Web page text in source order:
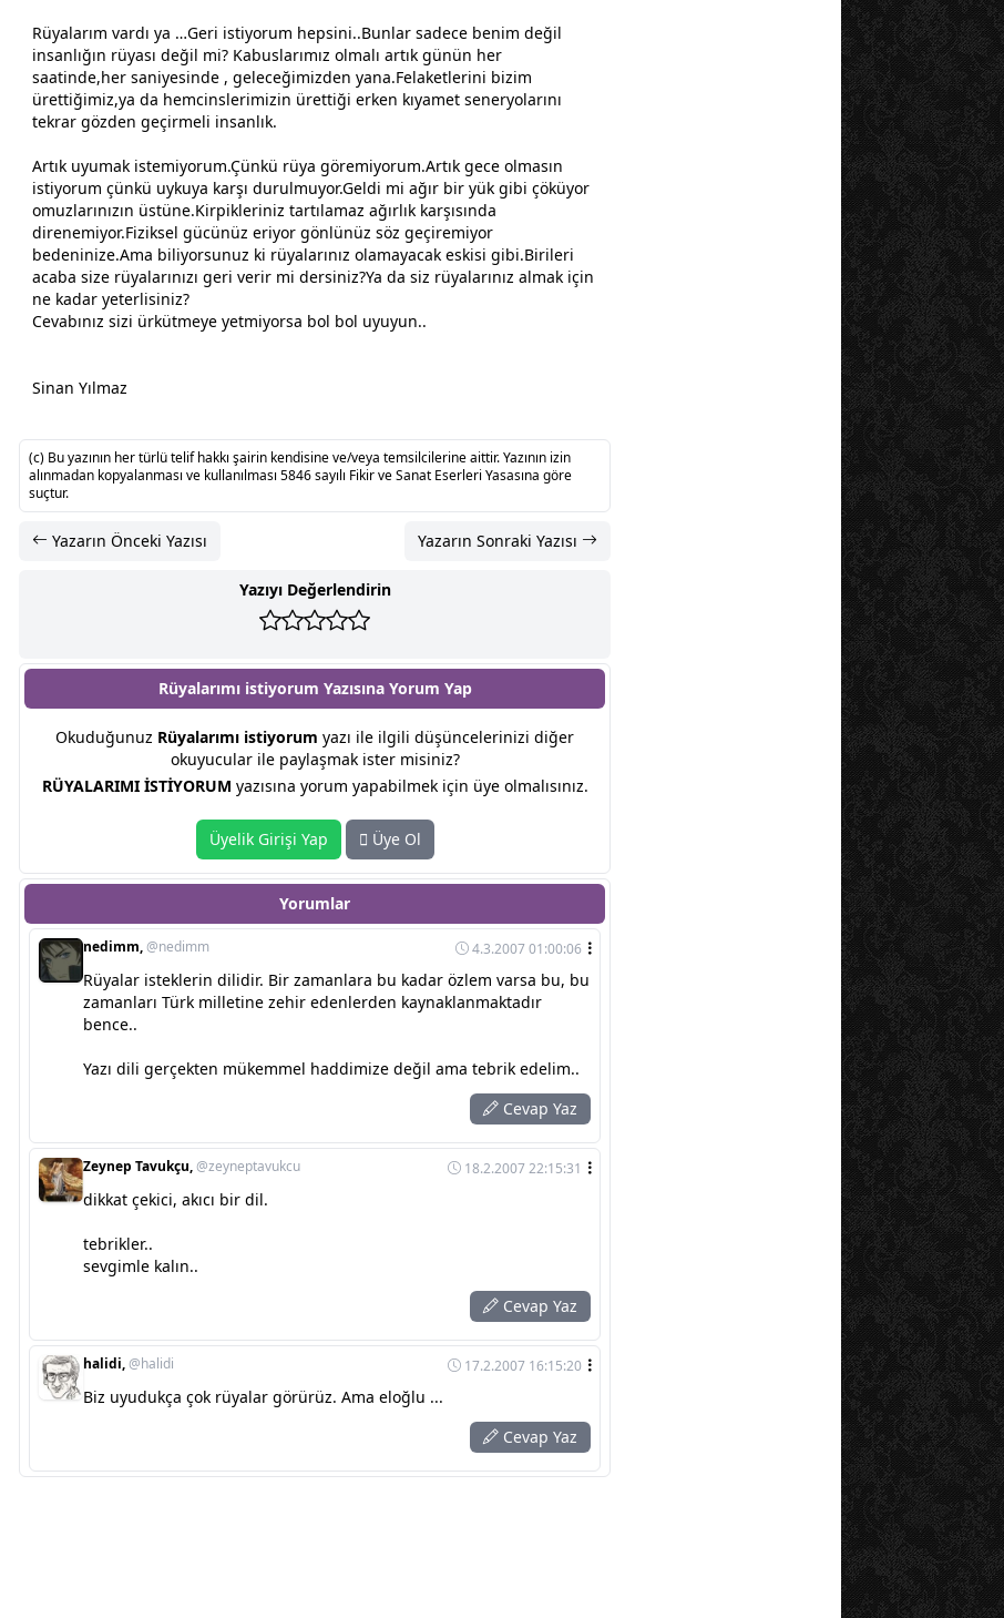
Rüyalarım vardı ya …Geri istiyorum hepsini..Bunlar sadece benim değil
insanlığın rüyası değil mi? Kabuslarımız olmalı artık günün her
saatinde,her saniyesinde , geleceğimizden yana.Felaketlerini bizim
ürettiğimiz,ya da hemcinslerimizin ürettiği erken kıyamet seneryolarını
tekrar gözden geçirmeli insanlık.
Artık uyumak istemiyorum.Çünkü rüya göremiyorum.Artık gece olmasın
istiyorum çünkü uykuya karşı durulmuyor.Geldi mi ağır bir yük gibi çöküyor
omuzlarınızın üstüne.Kirpikleriniz tartılamaz ağırlık karşısında
direnemiyor.Fiziksel gücünüz eriyor gönlünüz söz geçiremiyor
bedeninize.Ama biliyorsunuz ki rüyalarınız olamayacak eskisi gibi.Birileri
acaba size rüyalarınızı geri verir mi dersiniz?Ya da siz rüyalarınız almak için
ne kadar yeterlisiniz?
Cevabınız sizi ürkütmeye yetmiyorsa bol bol uyuyun..
Sinan Yılmaz
(c) Bu yazının her türlü telif hakkı şairin kendisine ve/veya temsilcilerine aittir. Yazının izin
alınmadan kopyalanması ve kullanılması 5846 sayılı Fikir ve Sanat Eserleri Yasasına göre
suçtur.
Yazarın Önceki Yazısı Yazarın Sonraki Yazısı
Yazıyı Değerlendirin
Rüyalarımı istiyorum Yazısına Yorum Yap
Okuduğunuz Rüyalarımı istiyorum yazı ile ilgili düşüncelerinizi diğer
okuyucular ile paylaşmak ister misiniz?
RÜYALARIMI İSTİYORUM yazısına yorum yapabilmek için üye olmalısınız.
Üyelik Girişi Yap Üye Ol
Yorumlar
nedimm,@nedimm 4.3.2007 01:00:06
Rüyalar isteklerin dilidir. Bir zamanlara bu kadar özlem varsa bu, bu
zamanları Türk milletine zehir edenlerden kaynaklanmaktadır
bence..
Yazı dili gerçekten mükemmel haddimize değil ama tebrik edelim..
Cevap Yaz
Zeynep Tavukçu,@zeyneptavukcu 18.2.2007 22:15:31
dikkat çekici, akıcı bir dil.
tebrikler..
sevgimle kalın..
Cevap Yaz
halidi,@halidi 17.2.2007 16:15:20
Biz uyudukça çok rüyalar görürüz. Ama eloğlu ...
Cevap Yaz